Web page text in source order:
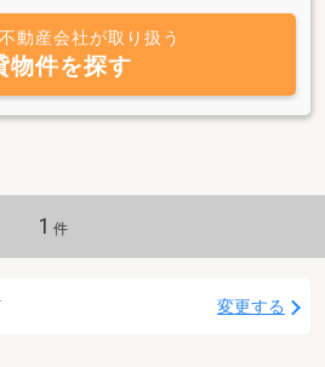
での不安要素を解決し、ご購入後のリ
ートさせて頂きます。
動産会社が取り扱う
物件を探す
1 件
変更する